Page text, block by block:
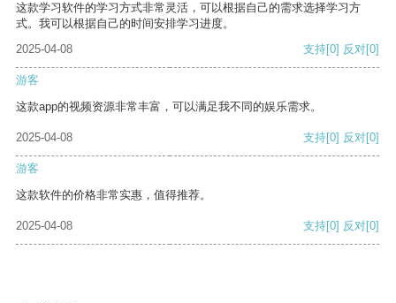
这款学习软件的学习方式非常灵活，可以根据自己的需求选择学习方
式。我可以根据自己的时间安排学习进度。
2025-04-08
支持[0] 反对[0]
游客
这款app的视频资源非常丰富，可以满足我不同的娱乐需求。
2025-04-08 支持[0] 反对[0]
游客
这款软件的价格非常实惠，值得推荐。
2025-04-08 支持[0] 反对[0]